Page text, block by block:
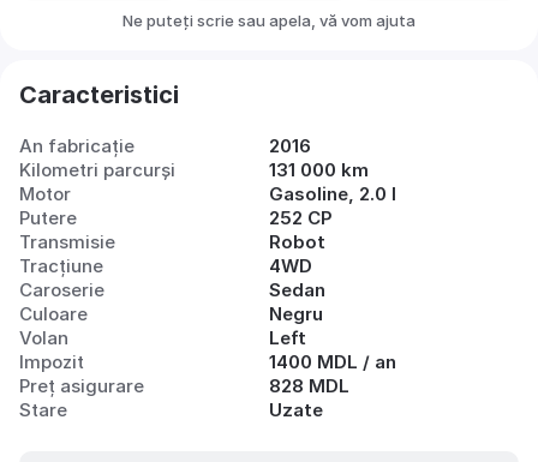
Ne puteți scrie sau apela, vă vom ajuta
Caracteristici
An fabricație
2016
Kilometri parcurși
131 000 km
Motor
Gasoline, 2.0 l
Putere
252 CP
Transmisie
Robot
Tracțiune
4WD
Caroserie
Sedan
Culoare
Negru
Volan
Left
Impozit
1400 MDL / an
Preț asigurare
828 MDL
Stare
Uzate